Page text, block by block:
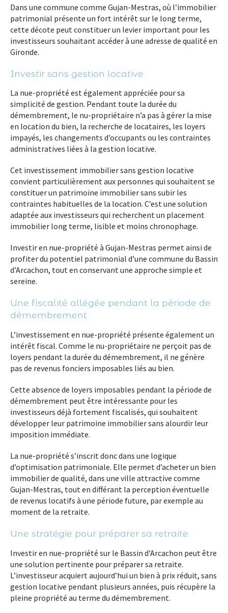
Dans une commune comme Gujan-Mestras, où l’immobilier
patrimonial présente un fort intérêt sur le long terme,
cette décote peut constituer un levier important pour les
investisseurs souhaitant accéder à une adresse de qualité en
Gironde.
Investir sans gestion locative
La nue-propriété est également appréciée pour sa
simplicité de gestion. Pendant toute la durée du
démembrement, le nu-propriétaire n’a pas à gérer la mise
en location du bien, la recherche de locataires, les loyers
impayés, les changements d’occupants ou les contraintes
administratives liées à la gestion locative.
Cet investissement immobilier sans gestion locative
convient particulièrement aux personnes qui souhaitent se
constituer un patrimoine immobilier sans subir les
contraintes habituelles de la location. C’est une solution
adaptée aux investisseurs qui recherchent un placement
immobilier long terme, lisible et moins chronophage.
Investir en nue-propriété à Gujan-Mestras permet ainsi de
profiter du potentiel patrimonial d’une commune du Bassin
d’Arcachon, tout en conservant une approche simple et
sereine.
Une fiscalité allégée pendant la période de
démembrement
L’investissement en nue-propriété présente également un
intérêt fiscal. Comme le nu-propriétaire ne perçoit pas de
loyers pendant la durée du démembrement, il ne génère
pas de revenus fonciers imposables liés au bien.
Cette absence de loyers imposables pendant la période de
démembrement peut être intéressante pour les
investisseurs déjà fortement fiscalisés, qui souhaitent
développer leur patrimoine immobilier sans alourdir leur
imposition immédiate.
La nue-propriété s’inscrit donc dans une logique
d’optimisation patrimoniale. Elle permet d’acheter un bien
immobilier de qualité, dans une ville attractive comme
Gujan-Mestras, tout en différant la perception éventuelle
de revenus locatifs à une période future, par exemple au
moment de la retraite.
Une stratégie pour préparer sa retraite
Investir en nue-propriété sur le Bassin d’Arcachon peut être
une solution pertinente pour préparer sa retraite.
L’investisseur acquiert aujourd’hui un bien à prix réduit, sans
gestion locative pendant plusieurs années, puis récupère la
pleine propriété au terme du démembrement.